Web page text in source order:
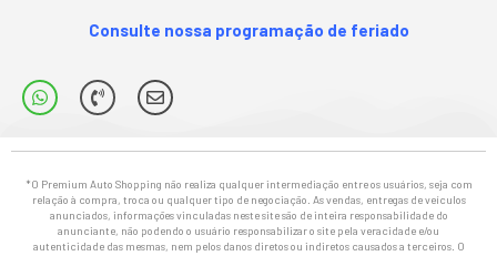
Consulte nossa programação de feriado
*O Premium Auto Shopping não realiza qualquer intermediação entre os usuários, seja com
relação à compra, troca ou qualquer tipo de negociação. As vendas, entregas de veículos
anunciados, informações vinculadas neste site são de inteira responsabilidade do
anunciante, não podendo o usuário responsabilizar o site pela veracidade e/ou
autenticidade das mesmas, nem pelos danos diretos ou indiretos causados a terceiros. O